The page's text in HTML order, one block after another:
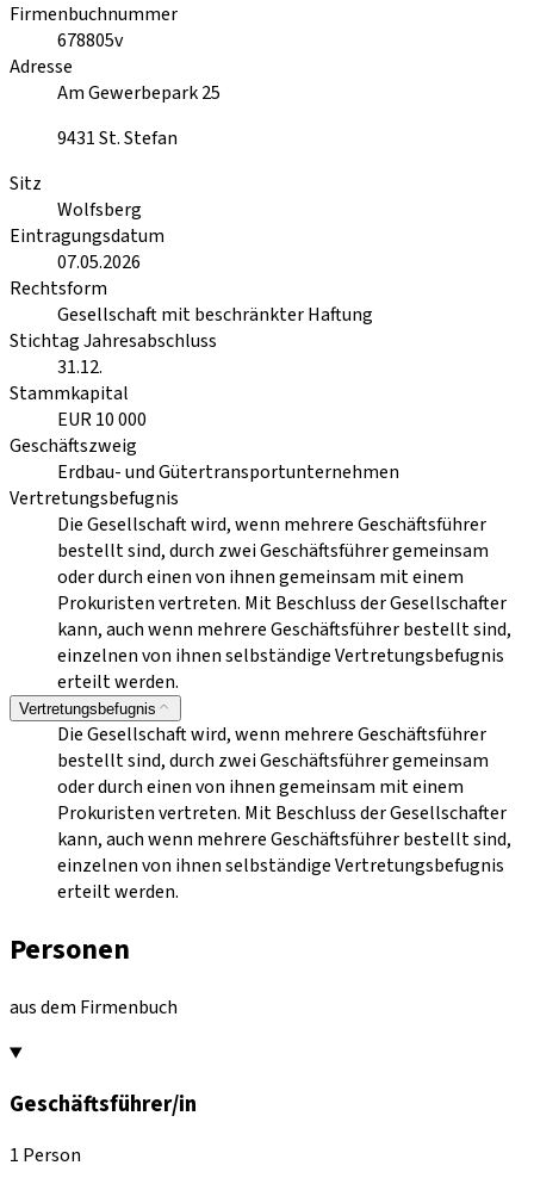
Firmenbuchnummer
678805v
Adresse
Am Gewerbepark 25
9431St. Stefan
Sitz
Wolfsberg
Eintragungsdatum
07.05.2026
Rechtsform
Gesellschaft mit beschränkter Haftung
Stichtag Jahresabschluss
31.12.
Stammkapital
EUR 10 000
Geschäftszweig
Erdbau- und Gütertransportunternehmen
Vertretungsbefugnis
Die Gesellschaft wird, wenn mehrere Geschäftsführer
bestellt sind, durch zwei Geschäftsführer gemeinsam
oder durch einen von ihnen gemeinsam mit einem
Prokuristen vertreten. Mit Beschluss der Gesellschafter
kann, auch wenn mehrere Geschäftsführer bestellt sind,
einzelnen von ihnen selbständige Vertretungsbefugnis
erteilt werden.
Vertretungsbefugnis
Die Gesellschaft wird, wenn mehrere Geschäftsführer
bestellt sind, durch zwei Geschäftsführer gemeinsam
oder durch einen von ihnen gemeinsam mit einem
Prokuristen vertreten. Mit Beschluss der Gesellschafter
kann, auch wenn mehrere Geschäftsführer bestellt sind,
einzelnen von ihnen selbständige Vertretungsbefugnis
erteilt werden.
Personen
aus dem Firmenbuch
Geschäftsführer/in
1 Person